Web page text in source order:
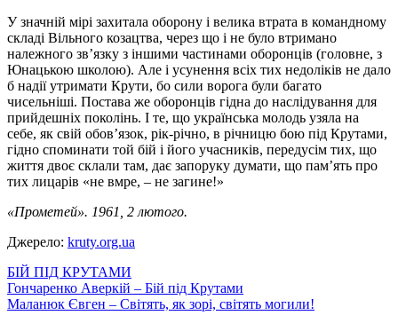
У значній мірі захитала оборону і велика втрата в командному
складі Вільного козацтва, через що і не було втримано
належного зв’язку з іншими частинами оборонців (головне, з
Юнацькою школою). Але і усунення всіх тих недоліків не дало
б надії утримати Крути, бо сили ворога були багато
чисельніші. Постава же оборонців гідна до наслідування для
прийдешніх поколінь. І те, що українська молодь узяла на
себе, як свій обов’язок, рік-річно, в річницю бою під Крутами,
гідно споминати той бій і його учасників, передусім тих, що
життя двоє склали там, дає запоруку думати, що пам’ять про
тих лицарів «не вмре, – не загине!»
«Прометей». 1961, 2 лютого.
Джерело: kruty.org.ua
БІЙ ПІД КРУТАМИ
Навігація
записів
Гончаренко Аверкій – Бій під Крутами
Маланюк Євген – Світять, як зорі, світять могили!